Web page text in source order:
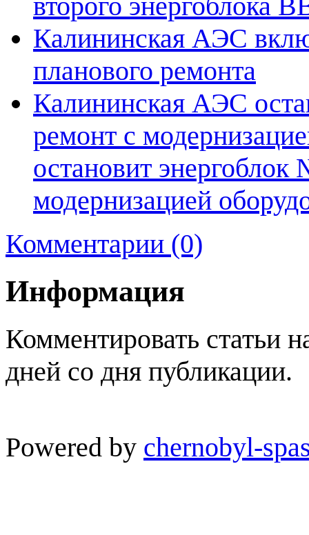
Калининская АЭС
планового ремонта
Калининская АЭС
ремонт с
остановит
модернизацией
Комментарии (0)
Информация
Комментировать статьи
дней со дня публикации.
Powered by chernobyl-